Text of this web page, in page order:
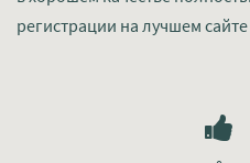
регистрации на лучшем сайте